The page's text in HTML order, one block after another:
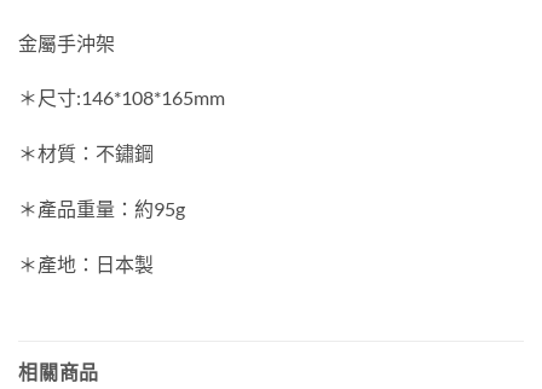
金屬手沖架
＊尺寸:146*108*165mm
＊材質：不鏽鋼
＊產品重量：約95g
＊產地：日本製
相關商品